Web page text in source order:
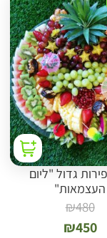
גדול "ליום
העצמאות"
₪480
₪450